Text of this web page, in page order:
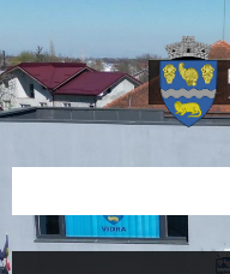
content
left
sidebar
right
sidebar
footer